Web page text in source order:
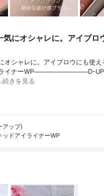
気にオシャレに。アイブロ
オシャレに。アイブロウにも使
イナーWP────────────D-UP
続きを見る
アップ)
ッドアイライナーWP